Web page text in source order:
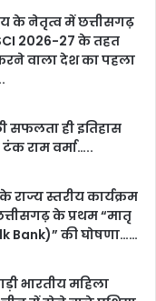
के नेतृत्व में छत्तीसगढ़
2026-27 के तहत
करने वाला देश का पहला
सफलता ही इतिहास
टंक राम वर्मा…..
राज्य स्तरीय कार्यक्रम
के प्रथम “मातृ
Bank)” की घोषणा……
भारतीय महिला